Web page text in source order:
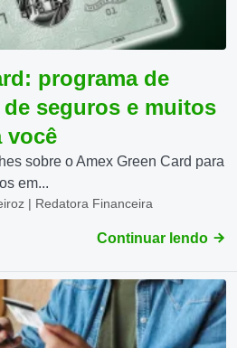
programa de
seguros e muitos
você
sobre o Amex Green Card para
em...
| Redatora Financeira
Continuar lendo